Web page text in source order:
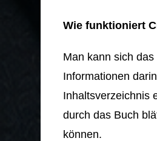
Wie funktioniert
Man kann sich
Informationen
Inhaltsverzeichnis
durch das Buch
können.